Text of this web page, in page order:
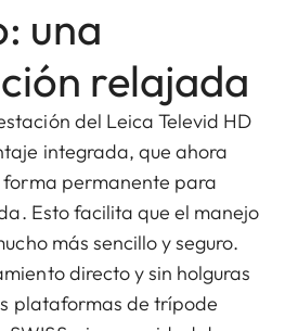
una
relajada
del Leica Televid HD
integrada, que ahora
permanente para
Esto facilita que el manejo
más sencillo y seguro.
directo y sin holguras
plataformas de trípode